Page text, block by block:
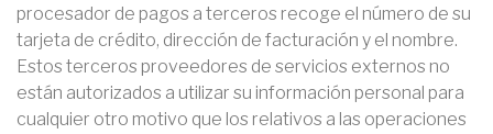
procesador de pagos a terceros recoge el número de su
tarjeta de crédito, dirección de facturación y el nombre.
Estos terceros proveedores de servicios externos no
están autorizados a utilizar su información personal para
cualquier otro motivo que los relativos a las operaciones